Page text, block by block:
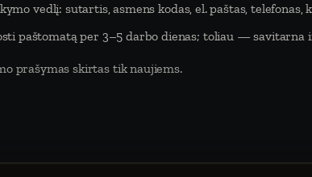
vedlį: sutartis, asmens kodas, el. paštas, telefonas,
paštomatą per 3–5 darbo dienas; toliau — savitarna
prašymas skirtas tik naujiems.